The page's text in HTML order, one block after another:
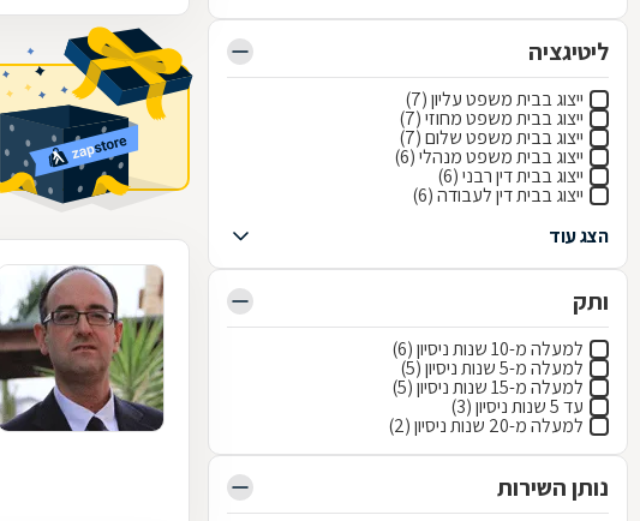
ליטיגציה
ייצוג בבית משפט עליון (7)
ייצוג בבית משפט מחוזי (7)
ייצוג בבית משפט שלום (7)
ייצוג בבית משפט מנהלי (6)
ייצוג בבית דין רבני (6)
ייצוג בבית דין לעבודה (6)
הצג עוד
ותק
למעלה מ-10 שנות ניסיון (6)
למעלה מ-5 שנות ניסיון (5)
למעלה מ-15 שנות ניסיון (5)
עד 5 שנות ניסיון (3)
למעלה מ-20 שנות ניסיון (2)
נותן השירות